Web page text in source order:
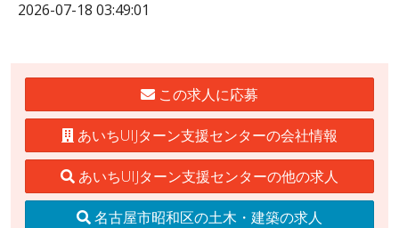
2026-07-18 03:49:01
この求人に応募
あいちUIJターン支援センターの会社情報
あいちUIJターン支援センターの他の求人
名古屋市昭和区の土木・建築の求人